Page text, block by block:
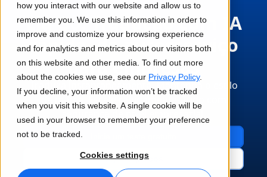
how you interact with our website and allow us to
remember you. We use this information in order to
improve and customize your browsing experience
and for analytics and metrics about our visitors both
on this website and other media. To find out more
about the cookies we use, see our Privacy Policy.
If you decline, your information won’t be tracked
when you visit this website. A single cookie will be
used in your browser to remember your preference
not to be tracked.
Cookies settings
Velocidade da IA, precisão humana
Interpretação
Comunicação fluida em qualquer lugar
Mídia e Entretenimento
Leve histórias a cada tela
Consultoria e Outsourcing
Traduções instantâneas alinhadas com a sua marca
Conectividade
Integração nos fluxos de trabalho, de forma simples
Interpretação com IA
Tradução de voz em tempo real
Garantia de qualidade
Resultados reais dos nossos clientes
Artigos
Perspetivas de especialistas sobre conteúdo global
Ebooks
Guias e estratégias aprofundadas
Webinars on demand
Sustentabilidade
Parceiros
Notícias
Lia Go: Tradução com IA
rápida, de autosserviço
para empresas
Traduza instantaneamente. Mantenha o estilo
da marca. Escale rapidamente. Tudo com
segurança de nível empresarial.
Veja os preços